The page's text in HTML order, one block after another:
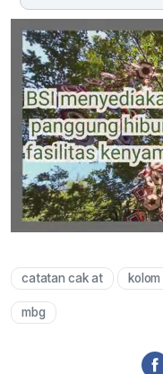
catatan cak at
mbg